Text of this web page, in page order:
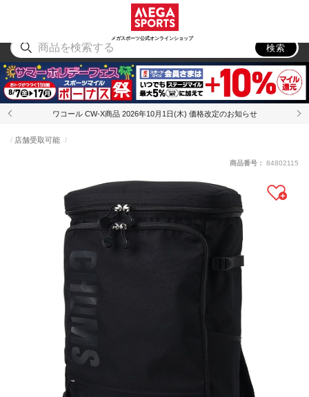
メガスポーツ公式オンラインショップ
アウトドア
検索
ワコール CW-X商品 2026年10月1日(木) 価格改定のお知らせ
店舗受取可能
商品番号： 84802115